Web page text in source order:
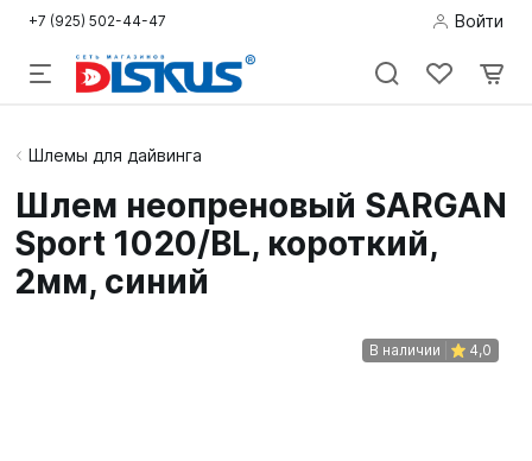
+7 (925) 502-44-47 Войти
Подводная
Дайвинг
Снорклинг /
Шлемы для дайвинга
Шлем неопреновый SARGAN
Sport 1020/BL, короткий,
2мм, синий
В наличии 4,0